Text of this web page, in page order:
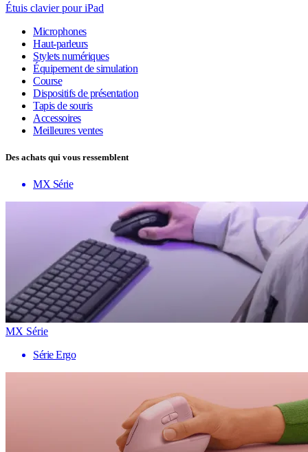
Étuis clavier pour iPad
Microphones
Haut-parleurs
Stylets numériques
Équipement de simulation
Course
Dispositifs de présentation
Tapis de souris
Accessoires
Meilleures ventes
Des achats qui vous ressemblent
MX Série
MX Série
Série Ergo